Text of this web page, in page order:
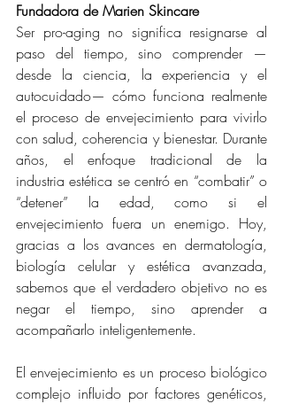
Fundadora de Marien Skincare
Ser pro-aging no significa resignarse al
paso del tiempo, sino comprender —
desde la ciencia, la experiencia y el
autocuidado— cómo funciona realmente
el proceso de envejecimiento para vivirlo
con salud, coherencia y bienestar. Durante
años, el enfoque tradicional de la
industria estética se centró en “combatir” o
“detener” la edad, como si el
envejecimiento fuera un enemigo. Hoy,
gracias a los avances en dermatología,
biología celular y estética avanzada,
sabemos que el verdadero objetivo no es
negar el tiempo, sino aprender a
acompañarlo inteligentemente.
El envejecimiento es un proceso biológico
complejo influido por factores genéticos,